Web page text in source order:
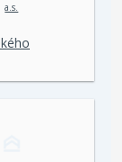
a.s.